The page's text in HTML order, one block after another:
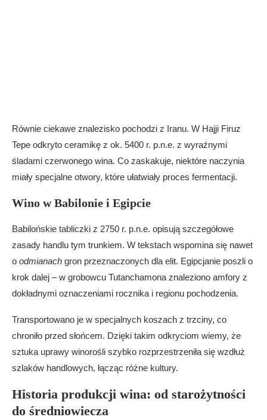
Równie ciekawe znalezisko pochodzi z Iranu. W Hajji Firuz
Tepe odkryto ceramikę z ok. 5400 r. p.n.e. z wyraźnymi
śladami czerwonego wina. Co zaskakuje, niektóre naczynia
miały specjalne otwory, które ułatwiały proces fermentacji.
Wino w Babilonie i Egipcie
Babilońskie tabliczki z 2750 r. p.n.e. opisują szczegółowe
zasady handlu tym trunkiem. W tekstach wspomina się nawet
o odmianach gron przeznaczonych dla elit. Egipcjanie poszli o
krok dalej – w grobowcu Tutanchamona znaleziono amfory z
dokładnymi oznaczeniami rocznika i regionu pochodzenia.
Transportowano je w specjalnych koszach z trzciny, co
chroniło przed słońcem. Dzięki takim odkryciom wiemy, że
sztuka uprawy winorośli szybko rozprzestrzeniła się wzdłuż
szlaków handlowych, łącząc różne kultury.
Historia produkcji wina: od starożytności
do średniowiecza